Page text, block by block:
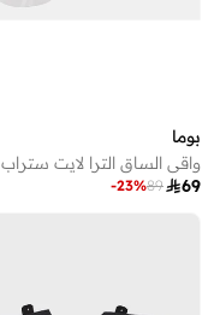
بوما
واقي الساق الترا لايت ستراب
69
89
-23%